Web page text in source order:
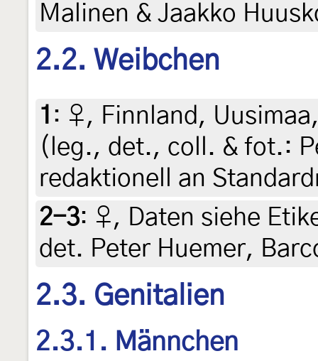
Malinen & Jaakko
2.2. Weibchen
1 : ♀, Finnland,
(leg., det., coll. & fot.:
redaktionell an
2-3: ♀, Daten siehe
det. Peter Huemer,
2.3. Genitalien
2.3.1. Männchen